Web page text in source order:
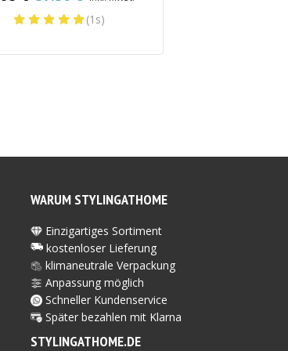
€
€.
(1s)
WARUM STYLINGATHOME
Einzigartiges Sortiment
kostenloser Lieferung
klimaneutrale Verpackung
Anpassung möglich
Schneller Kundenservice
Später bezahlen mit Klarna
STYLINGATHOME.DE